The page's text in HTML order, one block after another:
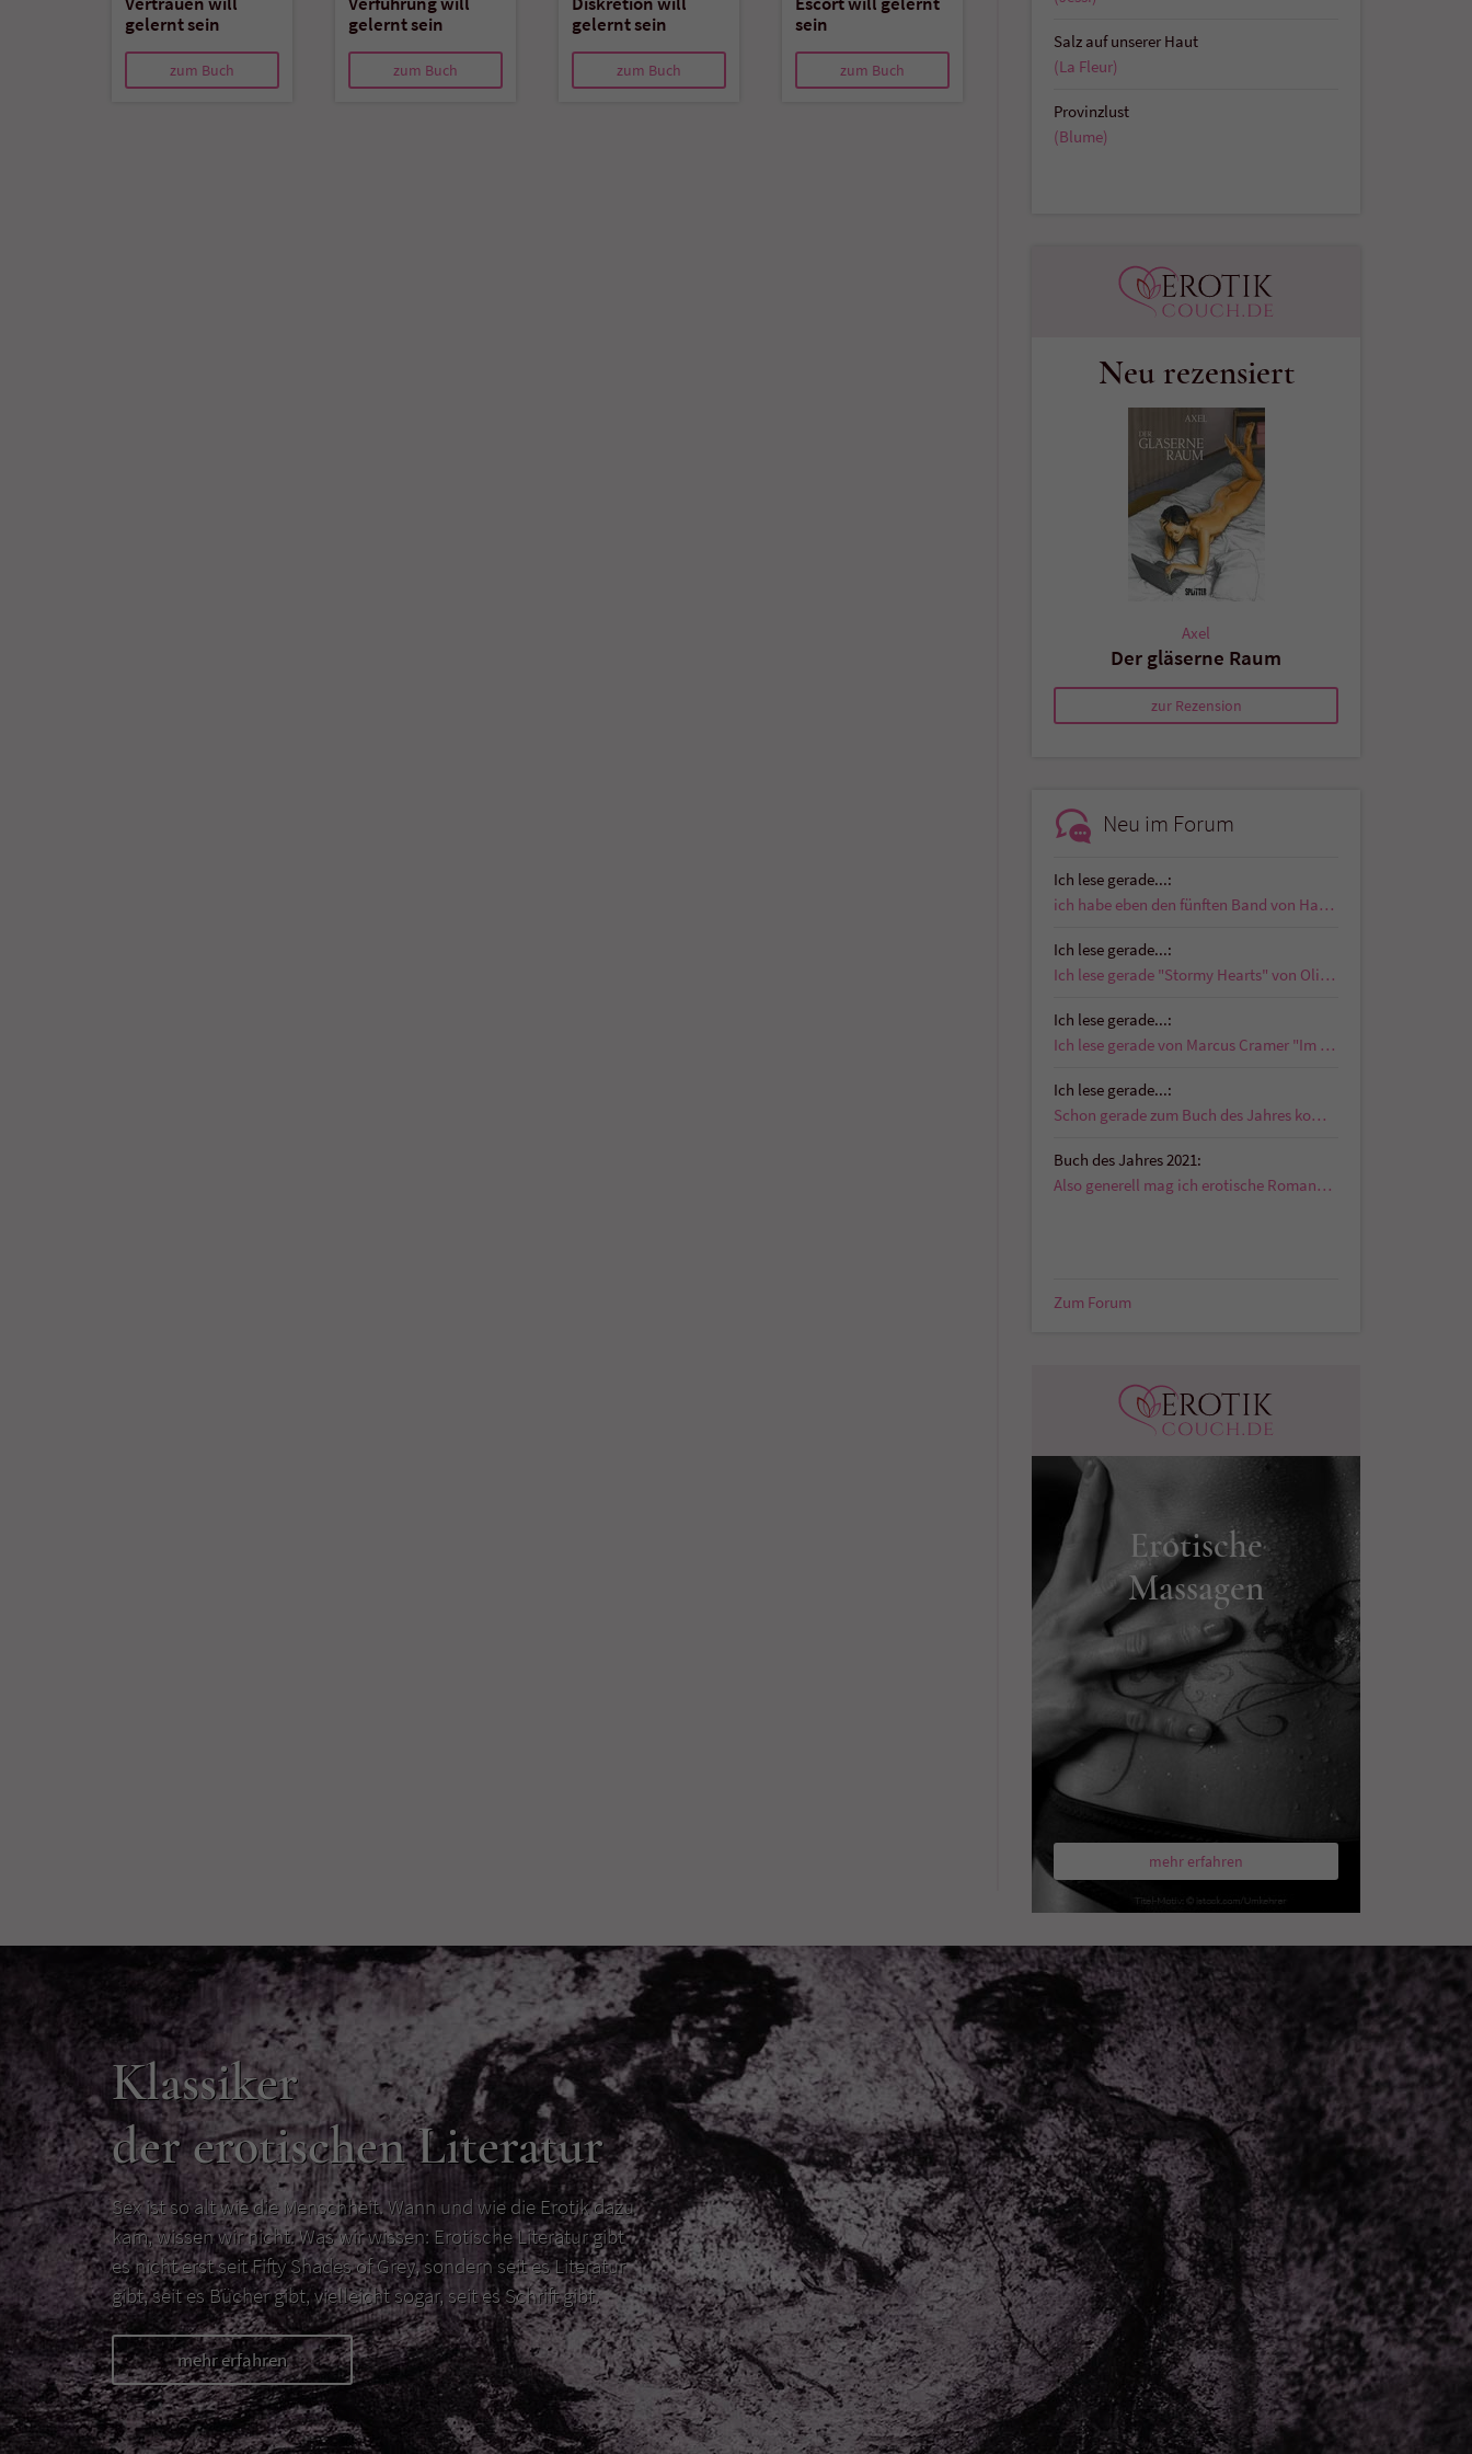
gelernt sein
zum Buch
gelernt sein
zum Buch
gelernt sein
zum Buch
sein
zum Buch
Salz auf unserer Haut
(La Fleur)
Provinzlust
(Blume)
Neu rezensiert
Axel
Der gläserne Raum
zur Rezension
Neu im Forum
Ich lese gerade...:
ich habe eben den fünften Band von Hardboiled…
Ich lese gerade...:
Ich lese gerade "Stormy Hearts" von Olivia J. Gray…
Ich lese gerade...:
Ich lese gerade von Marcus Cramer "Im Schatten der…
Ich lese gerade...:
Schon gerade zum Buch des Jahres kommentiert:…
Buch des Jahres 2021:
Also generell mag ich erotische Romane die auch…
Zum Forum
Erotische
Massagen
mehr erfahren
Klassiker
der erotischen Literatur
Sex ist so alt wie die Menschheit. Wann und wie die Erotik dazu
kam, wissen wir nicht. Was wir wissen: Erotische Literatur gibt
es nicht erst seit Fifty Shades of Grey, sondern seit es Literatur
gibt, seit es Bücher gibt, vielleicht sogar, seit es Schrift gibt.
mehr erfahren
tx_pwcomments_ahash